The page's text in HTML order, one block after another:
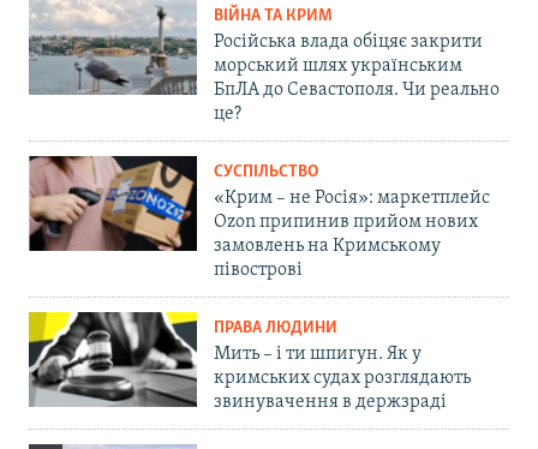
ВІЙНА ТА КРИМ
Російська влада обіцяє закрити
морський шлях українським
БпЛА до Севастополя. Чи реально
це?
СУСПІЛЬСТВО
«Крим – не Росія»: маркетплейс
Ozon припинив прийом нових
замовлень на Кримському
півострові
ПРАВА ЛЮДИНИ
Мить – і ти шпигун. Як у
кримських судах розглядають
звинувачення в держзраді